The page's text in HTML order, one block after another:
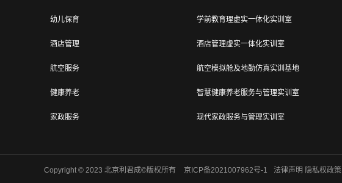
幼儿保育
酒店管理
航空服务
健康养老
家政服务
烹饪工艺
学前教育理虚实一体化实训室
酒店管理虚实一体化实训室
航空模拟舱及地勤仿真实训基地
智慧健康养老服务与管理实训室
现代家政服务与管理实训室
烹饪工艺与营养实训室
Copyright © 2023 北京利君成©版权所有 京ICP备2021007962号-1 法律声明 隐私权政策